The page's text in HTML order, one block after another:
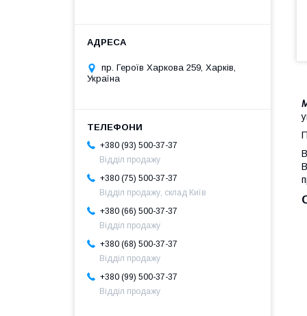
пр. Героїв Харкова 259, Харків,
Україна
+380 (93) 500-37-37
Відділ продажу
+380 (75) 500-37-37
Відділ продажу, склад Київ
+380 (66) 500-37-37
Відділ продажу
+380 (68) 500-37-37
Відділ продажу
+380 (99) 500-37-37
Відділ продажу